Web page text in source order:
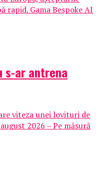
rapid. Gama Bespoke AI
s-ar antrena
viteza unei lovituri de
2026 – Pe măsură